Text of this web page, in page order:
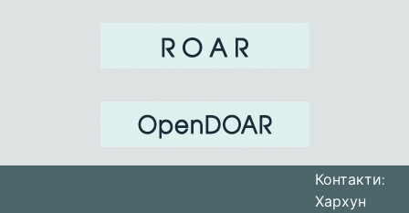
Контакти:
Хархун